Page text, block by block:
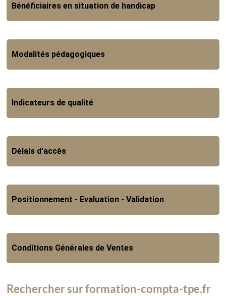
Bénéficiaires en situation de handicap
Modalités pédagogiques
Indicateurs de qualité
Délais d'accès
Positionnement - Evaluation - Validation
Conditions Générales de Ventes
Rechercher sur formation-compta-tpe.fr